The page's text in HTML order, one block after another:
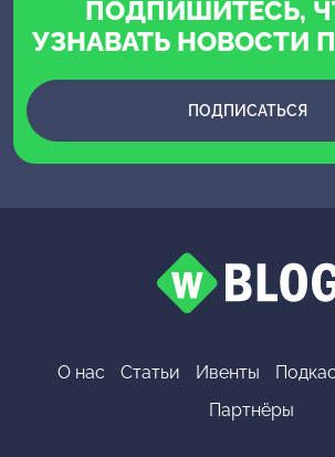
ПОДПИШИТЕСЬ,
УЗНАВАТЬ НОВОСТИ
ПОДПИСАТЬСЯ
О нас Статьи Ивенты
Партнёры